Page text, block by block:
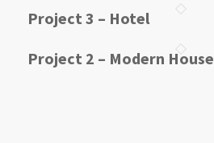
Project 3 – Hotel
Project 2 – Modern House